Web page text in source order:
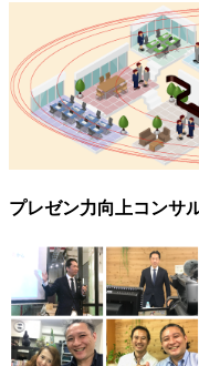
プレゼン力向上コンサ